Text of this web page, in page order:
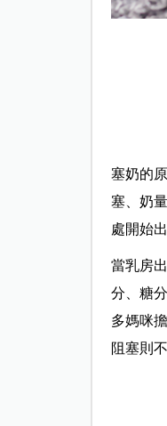
塞奶的
塞、奶
處開始
當乳房
分、糖
多媽咪
阻塞則